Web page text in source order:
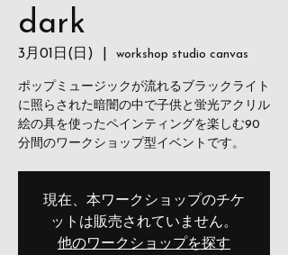
dark
3月01日(日) workshop studio canvas
ポップミュージックが流れるブラックライト
に照らされた暗闇の中で子供と蛍光アクリル
絵の具を使ったペインティングを楽しむ90
分間のワークショップ型イベントです。
現在、本ワークショップのチケ
ットは販売されていません。
他のワークショップを探す